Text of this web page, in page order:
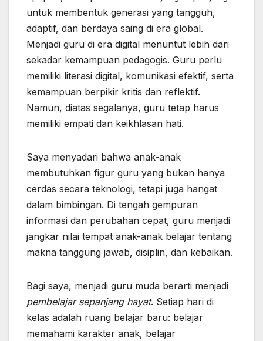
untuk membentuk generasi yang tangguh,
adaptif, dan berdaya saing di era global.
Menjadi guru di era digital menuntut lebih dari
sekadar kemampuan pedagogis. Guru perlu
memiliki literasi digital, komunikasi efektif, serta
kemampuan berpikir kritis dan reflektif.
Namun, diatas segalanya, guru tetap harus
memiliki empati dan keikhlasan hati.
Saya menyadari bahwa anak-anak
membutuhkan figur guru yang bukan hanya
cerdas secara teknologi, tetapi juga hangat
dalam bimbingan. Di tengah gempuran
informasi dan perubahan cepat, guru menjadi
jangkar nilai tempat anak-anak belajar tentang
makna tanggung jawab, disiplin, dan kebaikan.
Bagi saya, menjadi guru muda berarti menjadi
pembelajar sepanjang hayat. Setiap hari di
kelas adalah ruang belajar baru: belajar
memahami karakter anak, belajar